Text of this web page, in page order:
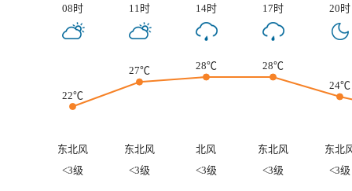
08时 11时 14时 17时 20时
22℃
27℃ 28℃
28℃
24℃
东北风 东北风 北风 东北风
东北
<3级
<3级 <3级 <3级 <3级